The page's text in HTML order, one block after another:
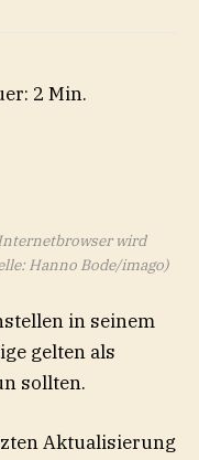
2 Min.
wird
Hanno Bode/imago)
in seinem
gelten als
sollten.
Aktualisierung